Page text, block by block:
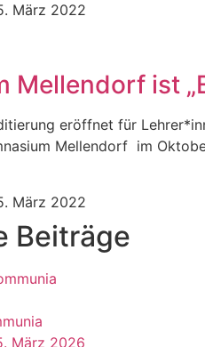
März 2022
Mellendorf ist
eröffnet für
Mellendorf im
März 2022
Beiträge